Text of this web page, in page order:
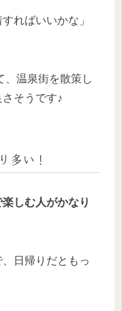
ればいいかな」
、温泉街を散策し
そうです♪
多い！
しむ人がかなり
日帰りだともっ